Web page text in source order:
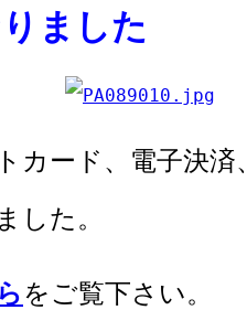
ました
カード、電子決済
した。
をご覧下さい。